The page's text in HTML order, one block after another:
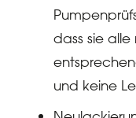
dass sie
und keine